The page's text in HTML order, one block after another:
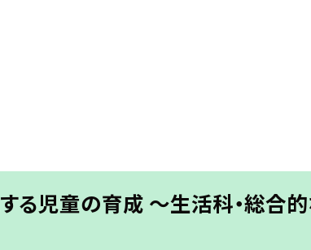
る児童の育成 〜生活科・総合